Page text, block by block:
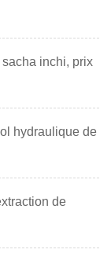
sacha inchi, prix
hydraulique de
de